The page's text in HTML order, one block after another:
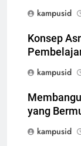
kampusid
Konsep
kampusid
yang
kampusid